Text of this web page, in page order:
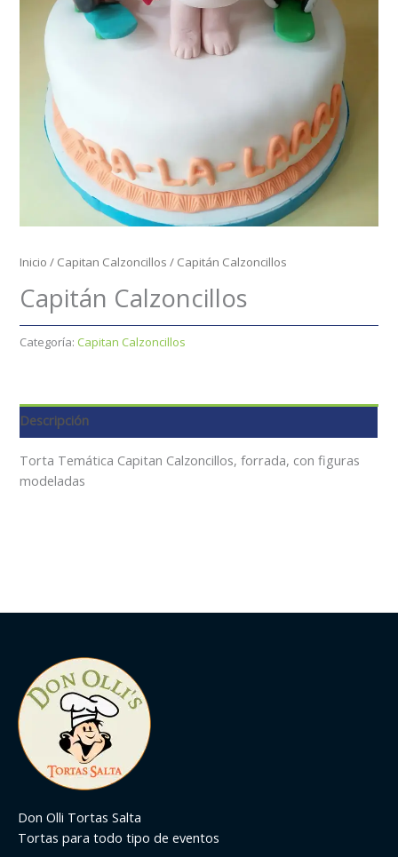
Inicio / Capitan Calzoncillos / Capitán Calzoncillos
Capitán Calzoncillos
Categoría: Capitan Calzoncillos
Descripción
Torta Temática Capitan Calzoncillos, forrada, con figuras
modeladas
Don Olli Tortas Salta
Tortas para todo tipo de eventos